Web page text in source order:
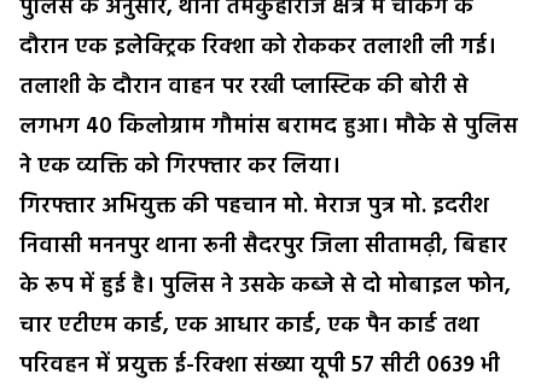
पुलिस के अनुसार, थाना तमकुहीराज क्षेत्र में चेकिंग के
दौरान एक इलेक्ट्रिक रिक्शा को रोककर तलाशी ली गई।
तलाशी के दौरान वाहन पर रखी प्लास्टिक की बोरी से
लगभग 40 किलोग्राम गौमांस बरामद हुआ। मौके से पुलिस
ने एक व्यक्ति को गिरफ्तार कर लिया।
गिरफ्तार अभियुक्त की पहचान मो. मेराज पुत्र मो. इदरीश
निवासी मननपुर थाना रूनी सैदरपुर जिला सीतामढ़ी, बिहार
के रूप में हुई है। पुलिस ने उसके कब्जे से दो मोबाइल फोन,
चार एटीएम कार्ड, एक आधार कार्ड, एक पैन कार्ड तथा
परिवहन में प्रयुक्त ई-रिक्शा संख्या यूपी 57 सीटी 0639 भी